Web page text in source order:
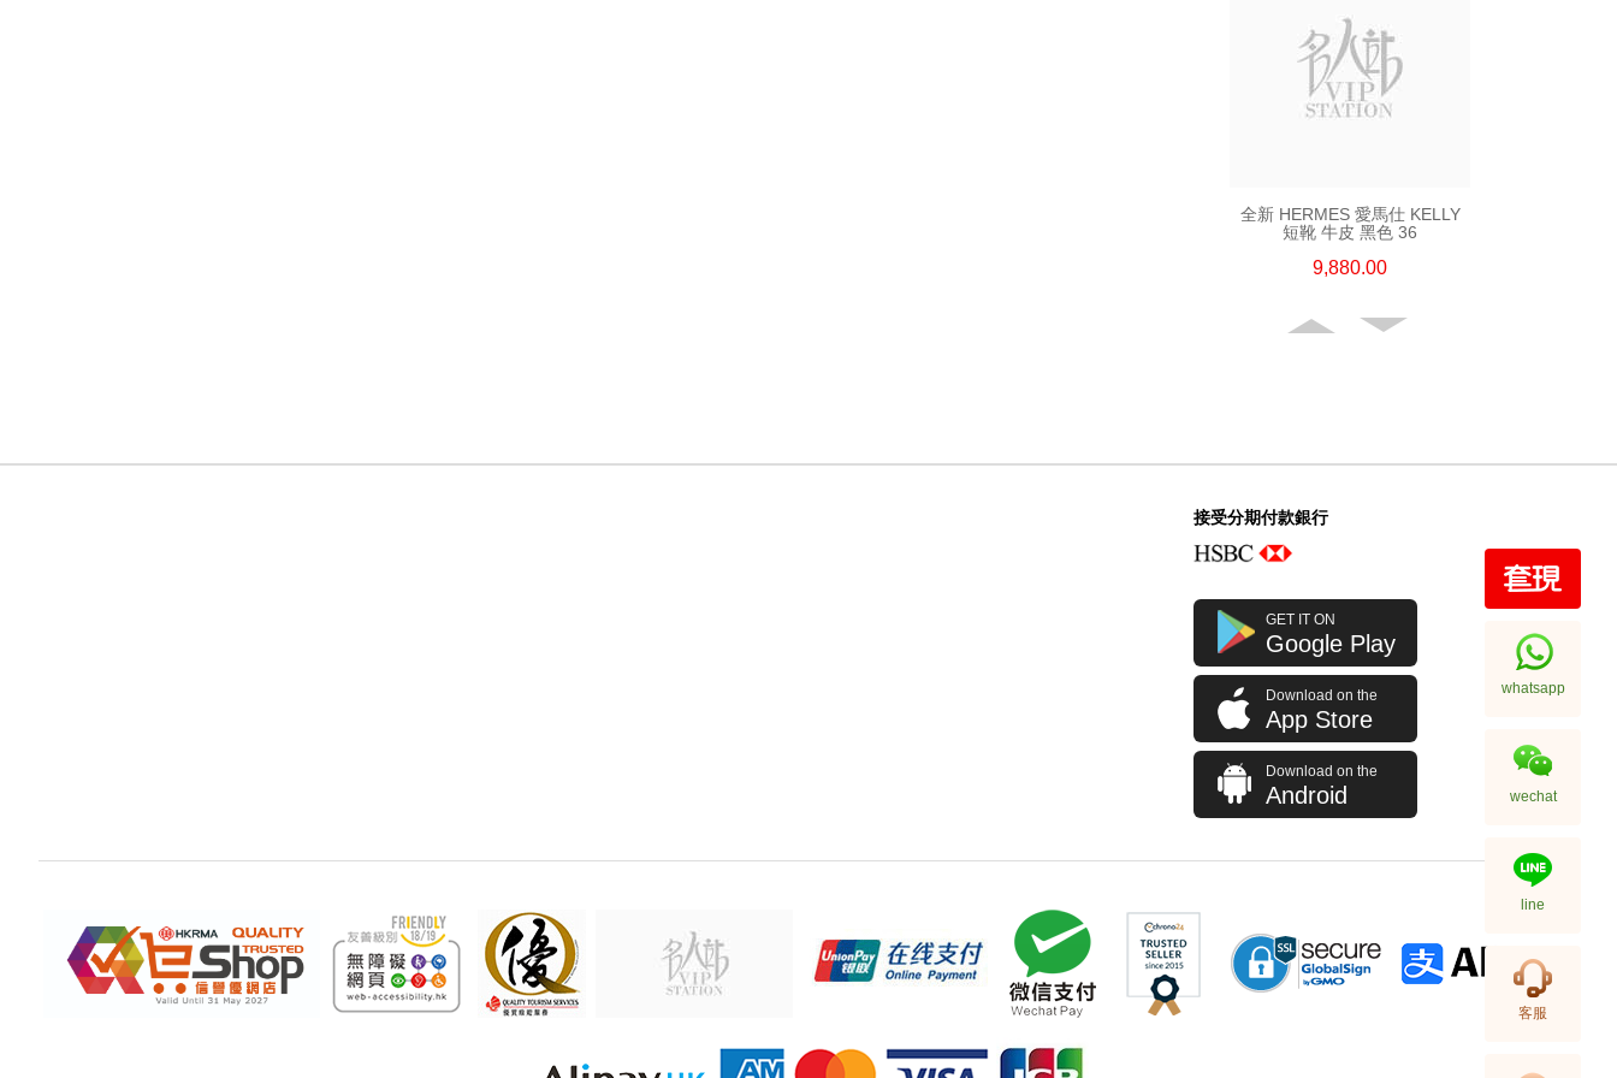
全新 HERMES 愛馬仕 KELLY
短靴 牛皮 黑色 36
9,880.00
全新 HERMES 愛馬仕 外套
深綠色 布料 50
13,980.00
接受分期付款銀行
GET IT ON
Google Play
Download on the
App Store
Download on the
Android
whatsapp
wechat
line
客服